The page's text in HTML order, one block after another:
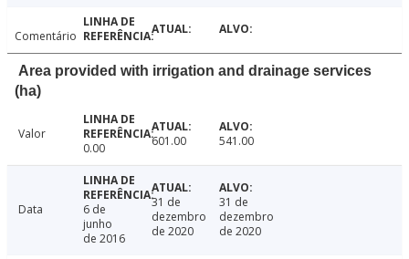
Comentário
Area provided with irrigation and drainage services
(ha)
Valor
0.00
601.00 541.00
Data
6 de
junho
de 2016
31 de
dezembro
de 2020
31 de
dezembro
de 2020